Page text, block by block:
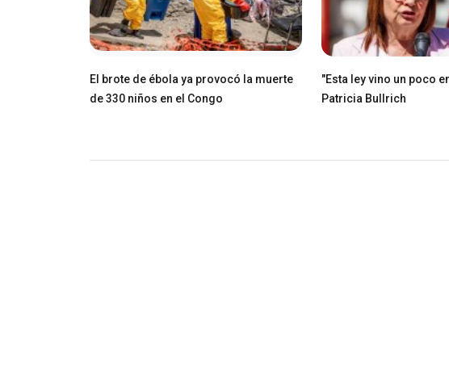
El brote de ébola ya provocó la muerte
de 330 niños en el Congo
"Esta ley vino un poco
Patricia Bullrich